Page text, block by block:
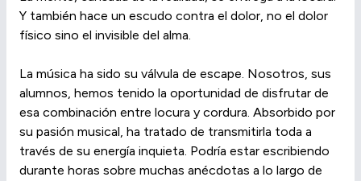
Y también hace un escudo contra el dolor, no el dolor
físico sino el invisible del alma.
La música ha sido su válvula de escape. Nosotros, sus
alumnos, hemos tenido la oportunidad de disfrutar de
esa combinación entre locura y cordura. Absorbido por
su pasión musical, ha tratado de transmitirla toda a
través de su energía inquieta. Podría estar escribiendo
durante horas sobre muchas anécdotas a lo largo de